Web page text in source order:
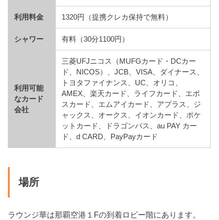
利用料金 1320円（提携クレカ保持で無料）
シャワー 有料（30分1100円）
利用可能
なカード
会社
三菱UFJニコス（MUFGカード・DCカー
ド、NICOS）、JCB、VISA、ダイナース、
トヨタファイナンス、UC、オリコ、
AMEX、楽天カード、ライフカード、エポ
スカード、エムアイカード、アプラス、ジ
ャックス、オークス、イオンカード、ポケ
ットカード、ドラゴンパス、au PAY カー
ド、d CARD、PayPayカード
場所
ラウンジ華は那覇空港１Fの到着ロビー階にあります。